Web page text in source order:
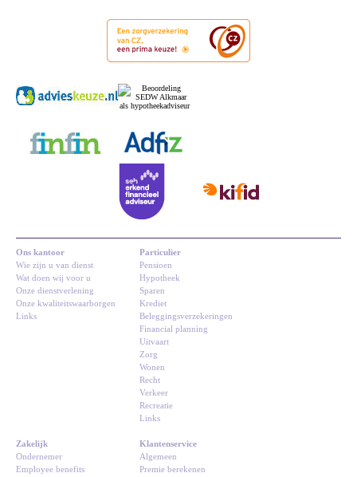
Ons kantoor
Wie zijn u van dienst
Wat doen wij voor u
Onze dienstverlening
Onze kwaliteitswaarborgen
Links
Particulier
Pensioen
Hypotheek
Sparen
Krediet
Beleggingsverzekeringen
Financial planning
Uitvaart
Zorg
Wonen
Recht
Verkeer
Recreatie
Links
Zakelijk
Ondernemer
Employee benefits
Klantenservice
Algemeen
Premie berekenen